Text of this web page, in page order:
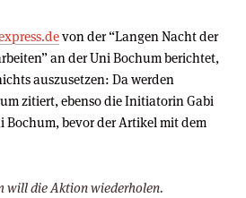
von der “Langen Nacht der
an der Uni Bochum berichtet,
auszusetzen: Da werden
zitiert, ebenso die Initiatorin Gabi
Bochum, bevor der Artikel mit dem
will die Aktion wiederholen.